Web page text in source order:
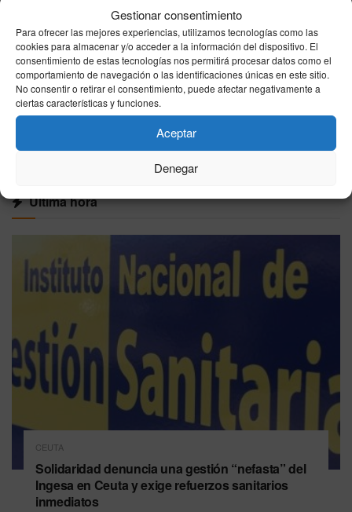
Gestionar consentimiento
Para ofrecer las mejores experiencias, utilizamos tecnologías como las
cookies para almacenar y/o acceder a la información del dispositivo. El
consentimiento de estas tecnologías nos permitirá procesar datos como el
comportamiento de navegación o las identificaciones únicas en este sitio.
No consentir o retirar el consentimiento, puede afectar negativamente a
ciertas características y funciones.
Aceptar
Denegar
Santa Afra de Augsburgo: Mártir y ejemplo de
fortaleza en la fe | Santoral 7 de agosto
07/08/2026
Última hora
CEUTA
Solidaridad denuncia una gestión “nefasta” del
Ingesa en Ceuta y exige refuerzos sanitarios
inmediatos